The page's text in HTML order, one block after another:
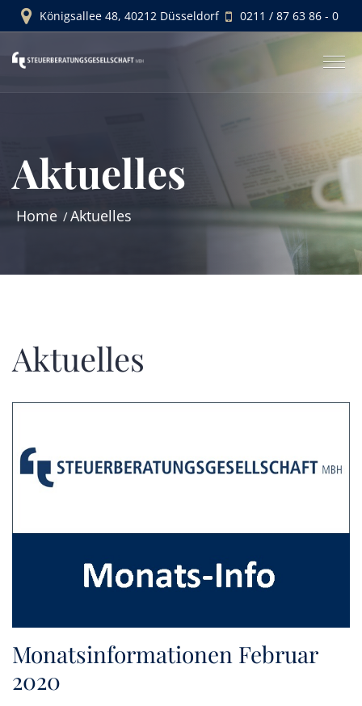
Königsallee 48, 40212 Düsseldorf 0211 / 87 63 86 - 0
Aktuelles
Home Aktuelles
Aktuelles
Monatsinformationen Februar
2020